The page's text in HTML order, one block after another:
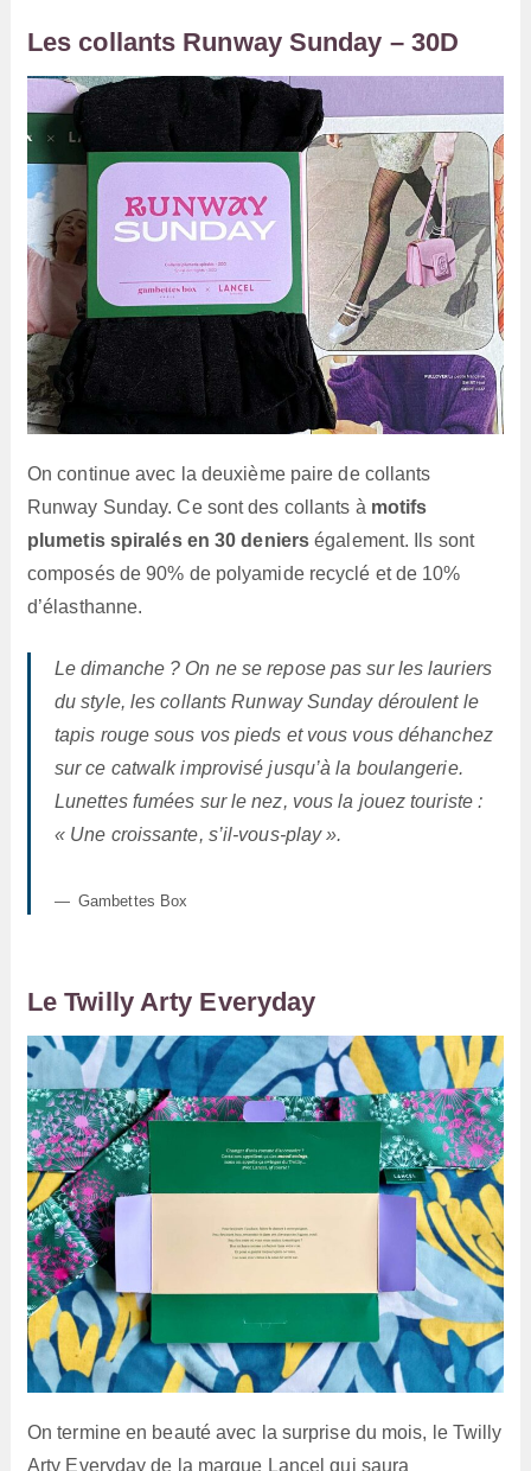
Les collants Runway Sunday – 30D
On continue avec la deuxième paire de collants
Runway Sunday. Ce sont des collants à motifs
plumetis spiralés en 30 deniers également. Ils sont
composés de 90% de polyamide recyclé et de 10%
d’élasthanne.
Le dimanche ? On ne se repose pas sur les lauriers
du style, les collants Runway Sunday déroulent le
tapis rouge sous vos pieds et vous vous déhanchez
sur ce catwalk improvisé jusqu’à la boulangerie.
Lunettes fumées sur le nez, vous la jouez touriste :
« Une croissante, s’il-vous-play ».
Gambettes Box
Le Twilly Arty Everyday
On termine en beauté avec la surprise du mois, le Twilly
Arty Everyday de la marque Lancel qui saura